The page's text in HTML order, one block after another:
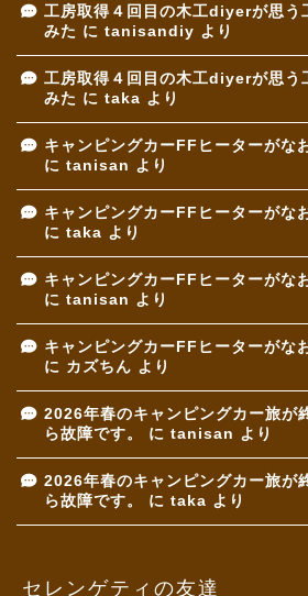
工房取得４回目の木工diyerが思う
みた に tanisandiy より
工房取得４回目の木工diyerが思う
みた に taka より
キャンピングカーFFヒーターがな
に tanisan より
キャンピングカーFFヒーターがな
に taka より
キャンピングカーFFヒーターがな
に tanisan より
キャンピングカーFFヒーターがな
に カズちん より
2026年春のキャンピングカー旅が
ら故障です。
に tanisan より
2026年春のキャンピングカー旅が
ら故障です。
に taka より
セレンゲティの友達